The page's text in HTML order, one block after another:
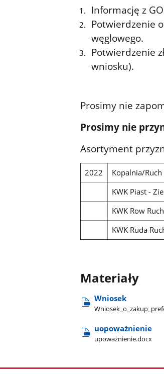
Informację z
Potwierdzenie
węglowego.
Potwierdzenie
wniosku).
Prosimy nie
Prosimy nie
Asortyment
2022 Kopalnia/Ruch
KWK Piast -
KWK Row
KWK Ruda
Materiały
Wniosek
uopoważnienie
upoważnienie.docx